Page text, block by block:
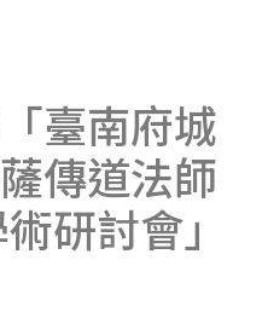
臺南府城
傳道法師
研討會」